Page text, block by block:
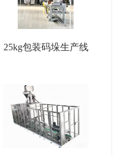
25kg包装码垛生产线